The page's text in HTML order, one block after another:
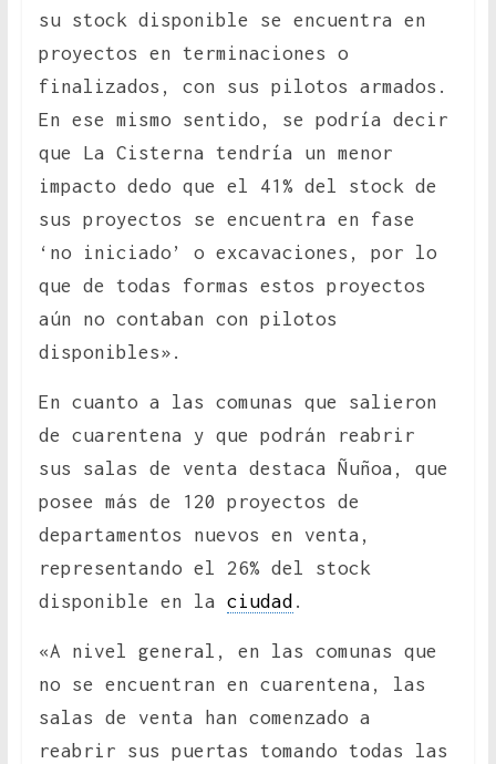
su stock disponible se encuentra en
proyectos en terminaciones o
finalizados, con sus pilotos armados.
En ese mismo sentido, se podría decir
que La Cisterna tendría un menor
impacto dedo que el 41% del stock de
sus proyectos se encuentra en fase
‘no iniciado’ o excavaciones, por lo
que de todas formas estos proyectos
aún no contaban con pilotos
disponibles».
En cuanto a las comunas que salieron
de cuarentena y que podrán reabrir
sus salas de venta destaca Ñuñoa, que
posee más de 120 proyectos de
departamentos nuevos en venta,
representando el 26% del stock
disponible en la ciudad .
«A nivel general, en las comunas que
no se encuentran en cuarentena, las
salas de venta han comenzado a
reabrir sus puertas tomando todas las